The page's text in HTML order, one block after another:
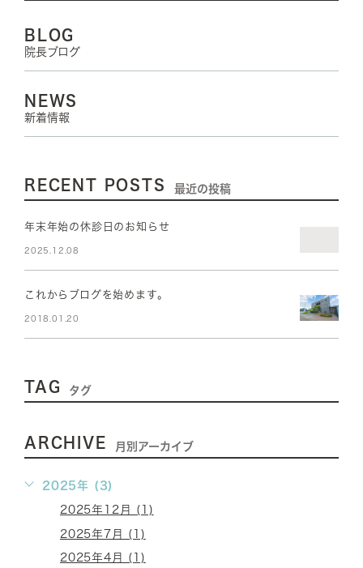
BLOG
院長ブログ
NEWS
新着情報
RECENT POSTS 最近の投稿
年末年始の休診日のお知らせ
2025.12.08
これからブログを始めます。
2018.01.20
TAG タグ
ARCHIVE 月別アーカイブ
2025年 (3)
2025年12月 (1)
2025年7月 (1)
2025年4月 (1)